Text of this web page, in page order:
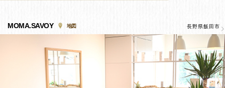
長野県飯田市
MOMA.SAVOY 地図